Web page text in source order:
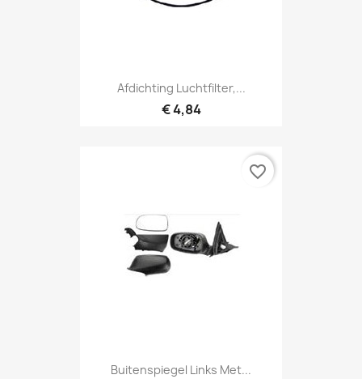
Afdichting Luchtfilter,...
€ 4,84
Buitenspiegel Links Met...
favorite_border